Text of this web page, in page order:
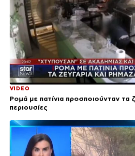
VIDEO
Ρομά με πατίνια προσποιούνταν τα
περιουσίες